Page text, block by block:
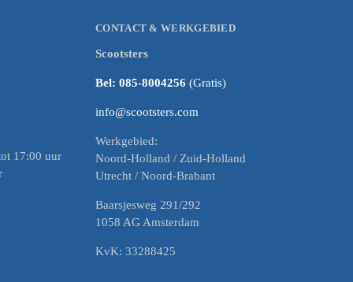
17:00 uur
CONTACT & WERKGEBIED
Scootsters
Bel: 085-8004256(Gratis)
info@scootsters.com
Werkgebied:
Noord-Holland / Zuid-Holland
Utrecht / Noord-Brabant
Baarsjesweg 291/292
1058 AG Amsterdam
KvK: 33288425